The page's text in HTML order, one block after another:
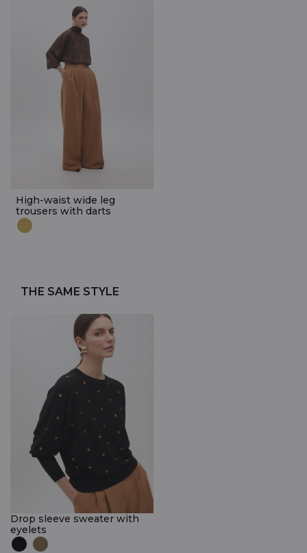
High-waist wide leg
trousers with darts
THE SAME STYLE
Drop sleeve sweater with
eyelets